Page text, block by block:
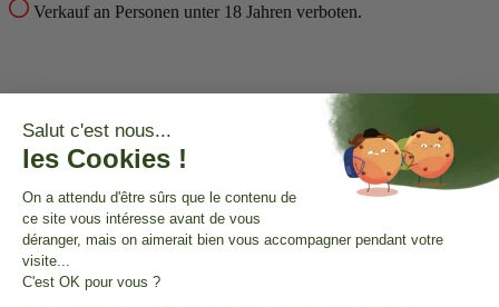
Verkauf an Personen unter 18 Jahren verboten.